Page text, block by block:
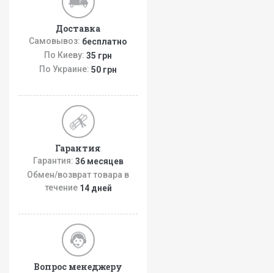
Доставка
Самовывоз: бесплатно
По Киеву: 35 грн
По Украине: 50 грн
Гарантия
Гарантия: 36 месяцев
Обмен/возврат товара в
течение 14 дней
Вопрос менеджеру